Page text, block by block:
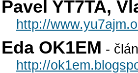
Pavel YT7TA,
http://
Eda OK1EM -
http://